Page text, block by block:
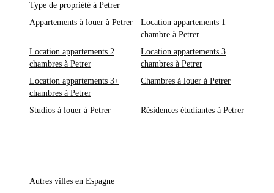
Type de propriété à Petrer
Appartements à louer à Petrer
Location appartements 1
chambre à Petrer
Location appartements 2
chambres à Petrer
Location appartements 3
chambres à Petrer
Location appartements 3+
chambres à Petrer
Chambres à louer à Petrer
Studios à louer à Petrer Résidences étudiantes à Petrer
Autres villes en Espagne